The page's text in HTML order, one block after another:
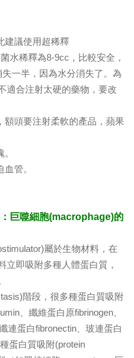
建議使用超稀釋
水稀釋為8-9cc，比較安全，
一半，因為水分消失了。為
適合注射太硬的藥物，要改
額頭要注射柔軟的產品，蘋果
管。
巨噬細胞(macrophage)的
屬於生物材料，在
立即吸附多種人體蛋白質，
階段，很多種蛋白質吸附
、纖維蛋白原fibrinogen、
連蛋白fibronectin、玻連蛋白
蛋白質吸附(protein